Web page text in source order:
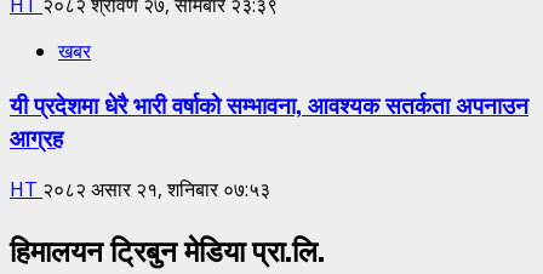
खबर
यी प्रदेशमा धेरै भारी वर्षाको सम्भावना, आवश्यक सतर्कता अपनाउन
आग्रह
HT २०८२ असार २१, शनिबार ०७:५३
हिमालयन ट्रिबुन मेडिया प्रा.लि.